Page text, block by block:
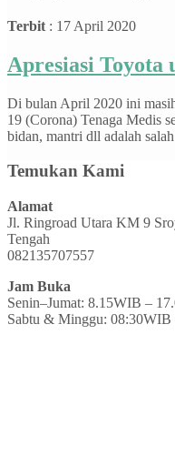
Terbit : 17 April 2020
Apresiasi Toyota
Di bulan April 2020 ini
19 (Corona) Tenaga Medis
bidan, mantri dll adalah
Temukan Kami
Alamat
Jl. Ringroad Utara KM 9
Tengah
082135707557
Jam Buka
Senin–Jumat: 8.15WIB –
Sabtu & Minggu: